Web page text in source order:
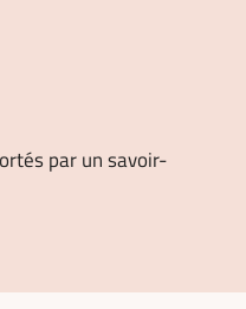
par un savoir-